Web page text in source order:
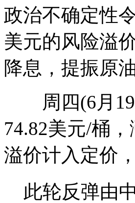
政治不确定性
美元的风险溢
降息，提振原
周四(6月19
74.82美元/桶
溢价计入定价
此轮反弹由